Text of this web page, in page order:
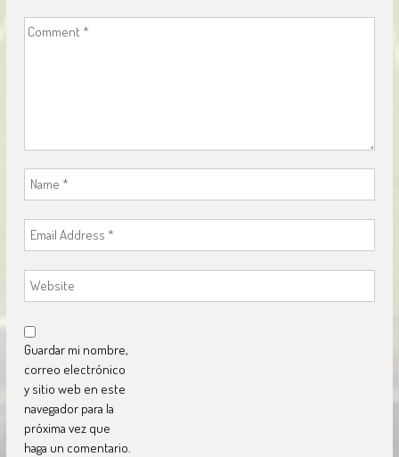
Guardar mi nombre,
correo electrónico
y sitio web en este
navegador para la
próxima vez que
haga un comentario.